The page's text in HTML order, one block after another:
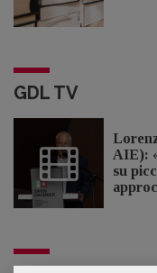
GDL TV
AIE):
su